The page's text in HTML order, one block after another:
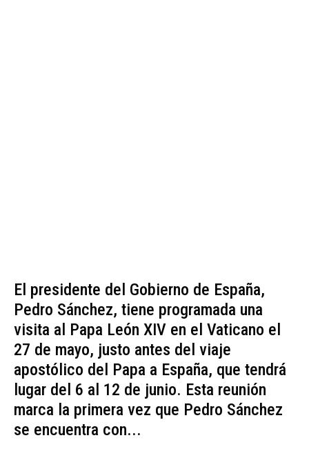
El presidente del Gobierno de España,
Pedro Sánchez, tiene programada una
visita al Papa León XIV en el Vaticano el
27 de mayo, justo antes del viaje
apostólico del Papa a España, que tendrá
lugar del 6 al 12 de junio. Esta reunión
marca la primera vez que Pedro Sánchez
se encuentra con...